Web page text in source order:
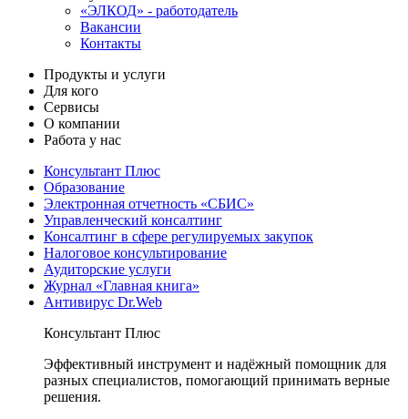
«ЭЛКОД» - работодатель
Вакансии
Контакты
Продукты и услуги
Для кого
Сервисы
О компании
Работа у нас
Консультант Плюс
Образование
Электронная отчетность «СБИС»
Управленческий консалтинг
Консалтинг в сфере регулируемых закупок
Налоговое консультирование
Аудиторские услуги
Журнал «Главная книга»
Антивирус Dr.Web
Консультант Плюс
Эффективный инструмент и надёжный помощник для
разных специалистов, помогающий принимать верные
решения.